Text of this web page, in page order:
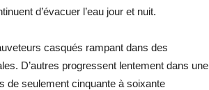
d’évacuer l’eau jour et nuit.
casqués rampant dans des
D’autres progressent lentement dans une
de seulement cinquante à soixante